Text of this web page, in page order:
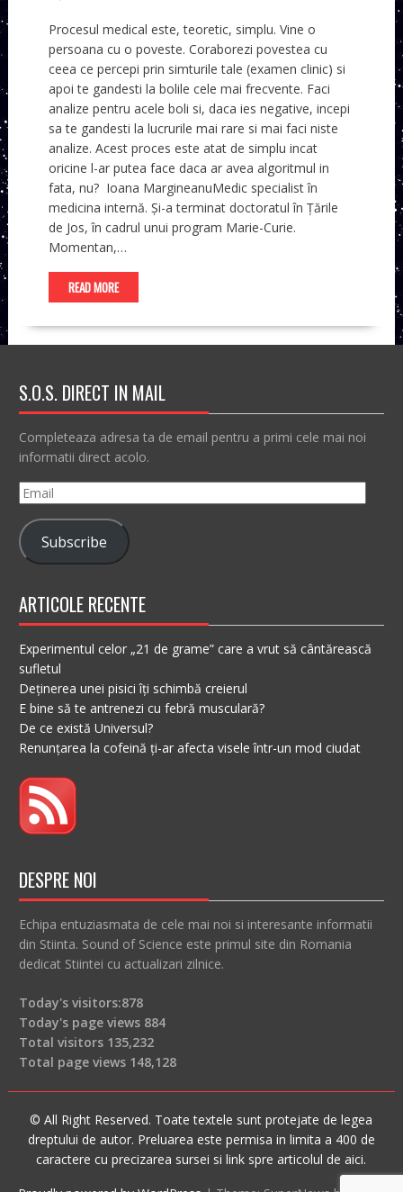
Procesul medical este, teoretic, simplu. Vine o
persoana cu o poveste. Coraborezi povestea cu
ceea ce percepi prin simturile tale (examen clinic) si
apoi te gandesti la bolile cele mai frecvente. Faci
analize pentru acele boli si, daca ies negative, incepi
sa te gandesti la lucrurile mai rare si mai faci niste
analize. Acest proces este atat de simplu incat
oricine l-ar putea face daca ar avea algoritmul in
fata, nu? Ioana MargineanuMedic specialist în
medicina internă. Și-a terminat doctoratul în Țările
de Jos, în cadrul unui program Marie-Curie.
Momentan,…
READ MORE
S.O.S. DIRECT IN MAIL
Completeaza adresa ta de email pentru a primi cele mai noi
informatii direct acolo.
Email
Subscribe
ARTICOLE RECENTE
Experimentul celor „21 de grame” care a vrut să cântărească
sufletul
Deținerea unei pisici îți schimbă creierul
E bine să te antrenezi cu febră musculară?
De ce există Universul?
Renunțarea la cofeină ți-ar afecta visele într-un mod ciudat
DESPRE NOI
Echipa entuziasmata de cele mai noi si interesante informatii
din Stiinta. Sound of Science este primul site din Romania
dedicat Stiintei cu actualizari zilnice.
Today's visitors:878
Today's page views 884
Total visitors 135,232
Total page views 148,128
© All Right Reserved. Toate textele sunt protejate de legea
dreptului de autor. Preluarea este permisa in limita a 400 de
caractere cu precizarea sursei si link spre articolul de aici.